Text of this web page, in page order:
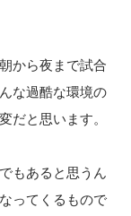
から夜まで試合
な過酷な環境の
だと思います。
もあると思うん
ってくるもので